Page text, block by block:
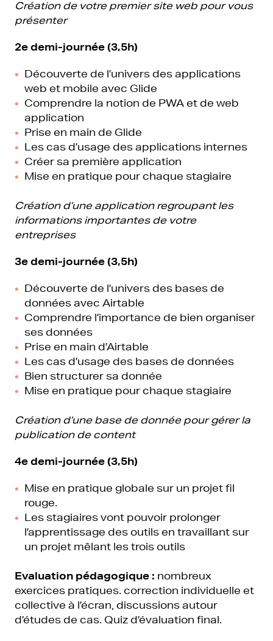
Création de votre premier site web pour vous
présenter
2e demi-journée (3,5h)
Découverte de l’univers des applications
web et mobile avec Glide
Comprendre la notion de PWA et de web
application
Prise en main de Glide
Les cas d’usage des applications internes
Créer sa première application
Mise en pratique pour chaque stagiaire
Création d’une application regroupant les
informations importantes de votre
entreprises
3e demi-journée (3,5h)
Découverte de l’univers des bases de
données avec Airtable
Comprendre l’importance de bien organiser
ses données
Prise en main d’Airtable
Les cas d’usage des bases de données
Bien structurer sa donnée
Mise en pratique pour chaque stagiaire
Création d’une base de donnée pour gérer la
publication de content
4e demi-journée (3,5h)
Mise en pratique globale sur un projet fil
rouge.
Les stagiaires vont pouvoir prolonger
l’apprentissage des outils en travaillant sur
un projet mêlant les trois outils
Evaluation pédagogique : nombreux
exercices pratiques. correction individuelle et
collective à l’écran, discussions autour
d’études de cas. Quiz d’évaluation final.